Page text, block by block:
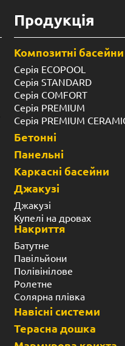
Продукція
Композитні басейни
Серія ECOPOOL
Серія STANDARD
Серія COMFORT
Серія PREMIUM
Серія PREMIUM
Бетонні
Панельні
Каркасні басейни
Джакузі
Джакузі
Купелі на дровах
Накриття
Батутне
Павільйони
Полівінілове
Ролетне
Солярна плівка
Навісні системи
Терасна дошка